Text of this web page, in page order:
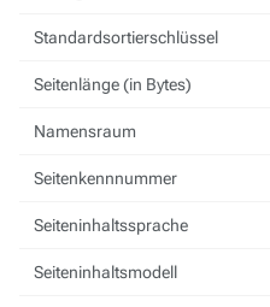
Standardsortierschlüssel
Seitenlänge (in Bytes)
Namensraum
Seitenkennnummer
Seiteninhaltssprache
Seiteninhaltsmodell